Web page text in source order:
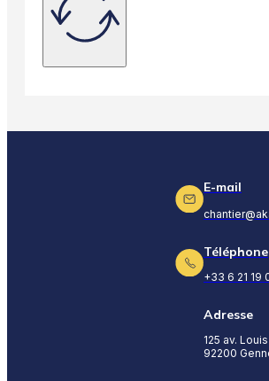
E-mail
Téléphone
+33 6 21 19
Adresse
125 av.
92200